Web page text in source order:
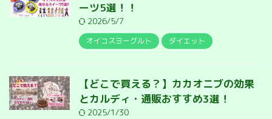
ーツ5選！！
2026/5/7
オイコスヨーグルト ダイエット
【どこで買える？】カカオニブの効果
とカルディ・通販おすすめ3選！
2025/1/30